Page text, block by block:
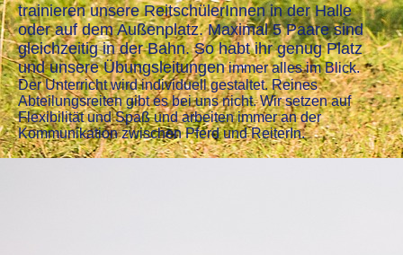
trainieren unsere ReitschülerInnen in der Halle
oder auf dem Außenplatz. Maximal 5 Paare sind
gleichzeitig in der Bahn. So habt ihr genug Platz
und unsere Übungsleitungenimmer alles im Blick.
Der Unterricht wird individuell gestaltet. Reines
Abteilungsreiten gibt es bei uns nicht. Wir setzen auf
Flexibilität und Spaß und arbeiten immer an der
Kommunikation zwischen Pferd und ReiterIn.